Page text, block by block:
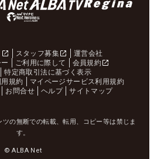
スタッフ募集
運営会社
ご利用に際して
会員規約
特定商取引法に基づく表示
規約
マイページサービス利用規約
お問合せ ヘルプ サイトマップ
の無断での転載、転用、コピー等は禁じま
す。
© ALBA Net